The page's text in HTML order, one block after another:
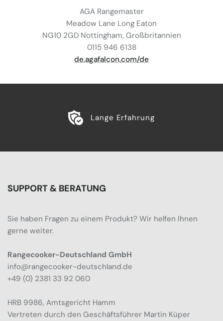
AGA Rangemaster
Meadow Lane Long Eaton
NG10 2GD Nottingham, Großbritannien
0115 946 6138
de.agafalcon.com/de
Lange Erfahrung
SUPPORT & BERATUNG
Sie haben Fragen zu einem Produkt? Wir helfen Ihnen
gerne weiter.
Rangecooker-Deutschland GmbH
info@rangecooker-deutschland.de
+49 (0) 2381 33 92 060
HRB 9986, Amtsgericht Hamm
Vertreten durch den Geschäftsführer Martin Küper